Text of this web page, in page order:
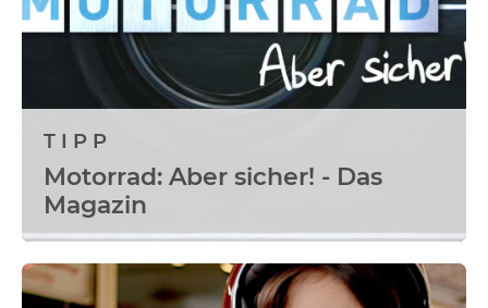
TIPP
Motorrad: Aber sicher! - Das
Magazin